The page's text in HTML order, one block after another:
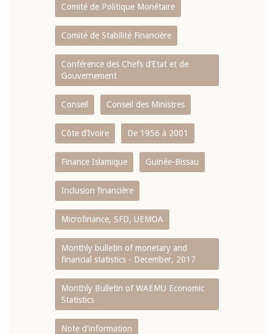
Comité de Politique Monétaire
Comité de Stabilité Financière
Conférence des Chefs d’Etat et de
Gouvernement
Conseil Conseil des Ministres
Côte d’Ivoire De 1956 à 2001
Finance Islamique Guinée-Bissau
Inclusion financière
Microfinance, SFD, UEMOA
Monthly bulletin of monetary and
financial statistics - December, 2017
Monthly Bulletin of WAEMU Economic
Statistics
Note d'information